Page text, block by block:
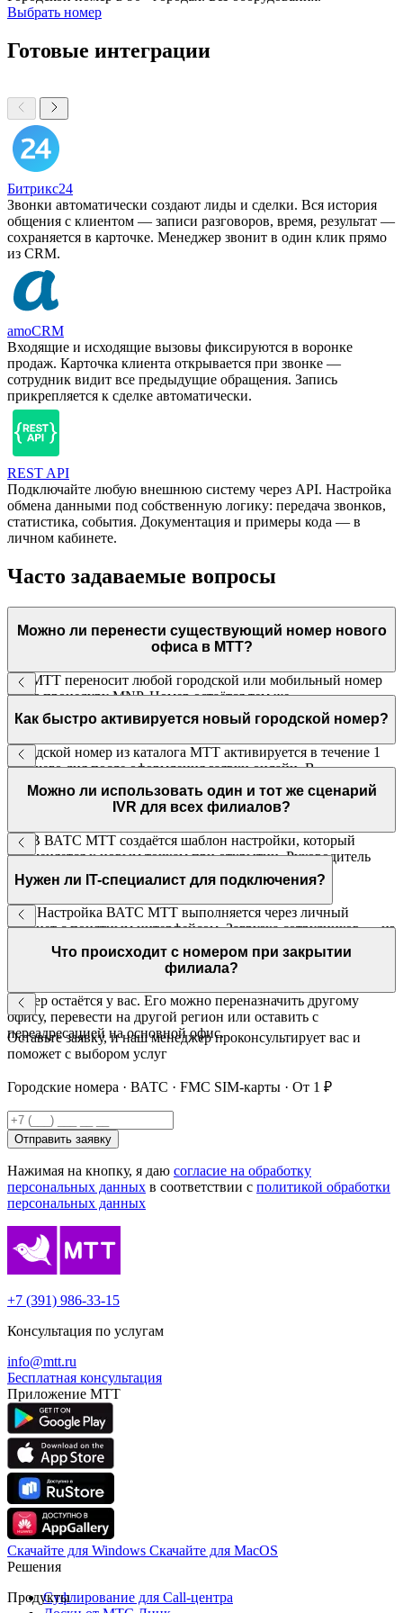
Выбрать номер
Готовые интеграции
Битрикс24
Звонки автоматически создают лиды и сделки. Вся история
общения с клиентом — записи разговоров, время, результат —
сохраняется в карточке. Менеджер звонит в один клик прямо
из CRM.
amoCRM
Входящие и исходящие вызовы фиксируются в воронке
продаж. Карточка клиента открывается при звонке —
сотрудник видит все предыдущие обращения. Запись
прикрепляется к сделке автоматически.
REST API
Подключайте любую внешнюю систему через API. Настройка
обмена данными под собственную логику: передача звонков,
статистика, события. Документация и примеры кода — в
личном кабинете.
Часто задаваемые вопросы
Можно ли перенести существующий номер нового
офиса в МТТ?
Да. МТТ переносит любой городской или мобильный номер
через процедуру MNP. Номер остаётся тем же,
функциональность ВАТС добавляется автоматически.
Как быстро активируется новый городской номер?
Городской номер из каталога МТТ активируется в течение 1
рабочего дня после оформления заявки онлайн. В
большинстве случаев — в течение нескольких часов.
Можно ли использовать один и тот же сценарий
IVR для всех филиалов?
Да. В ВАТС МТТ создаётся шаблон настройки, который
применяется к новым точкам при открытии. Руководитель
адаптирует под нужды каждого офиса — без
программирования.
Нужен ли IT-специалист для подключения?
Нет. Настройка ВАТС МТТ выполняется через личный
кабинет с понятным интерфейсом. Загрузка сотрудников — из
Excel-файла. Служба поддержки МТТ доступна 24/7.
Что происходит с номером при закрытии
филиала?
Номер остаётся у вас. Его можно переназначить другому
офису, перевести на другой регион или оставить с
переадресацией на основной офис.
Оставьте заявку, и наш менеджер проконсультирует вас и
поможет с выбором услуг
Городские номера · ВАТС · FMC SIM-карты · От 1 ₽
Отправить заявку
Нажимая на кнопку, я даю согласие на обработку
персональных данных в соответствии с политикой обработки
персональных данных
+7 (391) 986-33-15
Консультация по услугам
info@mtt.ru
Бесплатная консультация
Приложение МТТ
Скачайте для Windows Cкачайте для MacOS
Решения
Суфлирование для Call‑центра
Продукты